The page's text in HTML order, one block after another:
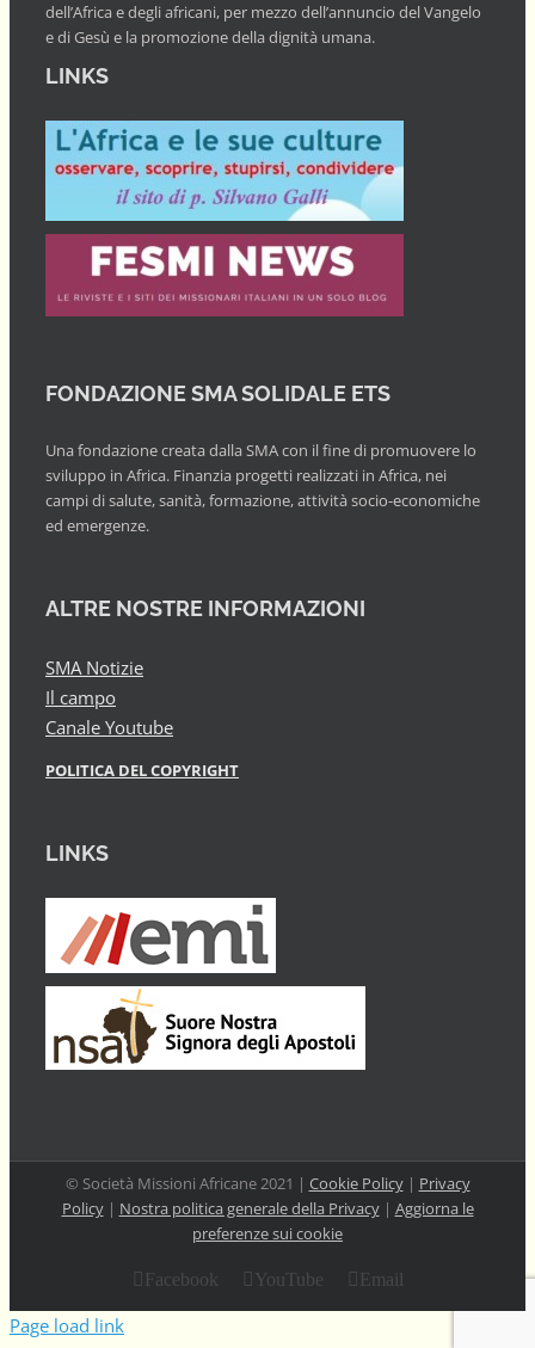
dell’Africa e degli africani, per mezzo dell’annuncio del Vangelo
e di Gesù e la promozione della dignità umana.
LINKS
FONDAZIONE SMA SOLIDALE ETS
Una fondazione creata dalla SMA con il fine di promuovere lo
sviluppo in Africa. Finanzia progetti realizzati in Africa, nei
campi di salute, sanità, formazione, attività socio-economiche
ed emergenze.
ALTRE NOSTRE INFORMAZIONI
SMA Notizie
Il campo
Canale Youtube
POLITICA DEL COPYRIGHT
LINKS
© Società Missioni Africane 2021 | Cookie Policy| Privacy
Policy| Nostra politica generale della Privacy| Aggiorna le
preferenze sui cookie
Facebook YouTube Email
Page load link